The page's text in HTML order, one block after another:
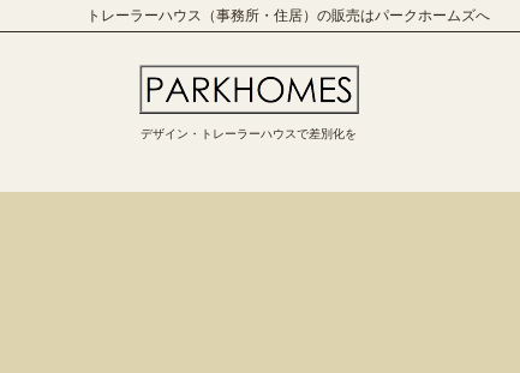
トレーラーハウス（事務所・住居）の販売はパークホームズへ
デザイン・トレーラーハウスで差別化を